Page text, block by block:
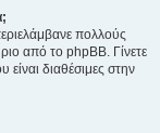
πολλούς
από το phpBB. Γίνετε
είναι διαθέσιμες στην